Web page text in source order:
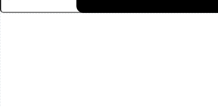
păr
uscată
în
stil
boem